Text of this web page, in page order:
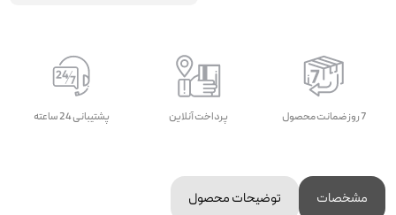
7 روز ضمانت محصول پرداخت آنلاین پشتیبانی 24 ساعته
مشخصات توضیحات محصول